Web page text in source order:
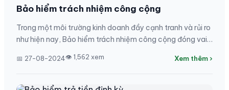
Bảo hiểm trách nhiệm công cộng
Trong một môi trường kinh doanh đầy cạnh tranh và rủi ro
như hiện nay, Bảo hiểm trách nhiệm công cộng đóng vai
📅 27-08-2024👁 1,562 xem Xem thêm ›